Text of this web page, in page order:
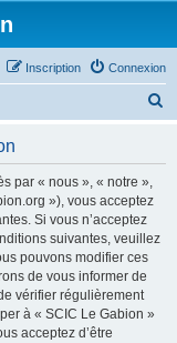
Connexion
Inscription
par « nous », « notre »,
»), vous acceptez
Si vous n’acceptez
suivantes, veuillez
pouvons modifier ces
de vous informer de
vérifier régulièrement
à « SCIC Le Gabion »
acceptez d’être